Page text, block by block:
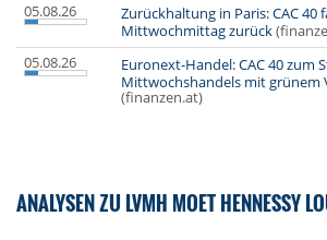
05.08.26
Zurückhaltung in Paris: CAC 40
Mittwochmittag zurück
05.08.26
Euronext-Handel: CAC 40 zum
Mittwochshandels mit grünem
(finanzen.at)
ANALYSEN ZU LVMH MOET HENNESSY